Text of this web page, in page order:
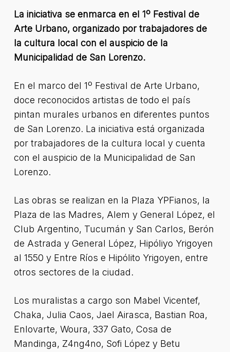
La iniciativa se enmarca en el 1º Festival de
Arte Urbano, organizado por trabajadores de
la cultura local con el auspicio de la
Municipalidad de San Lorenzo.
En el marco del 1º Festival de Arte Urbano,
doce reconocidos artistas de todo el país
pintan murales urbanos en diferentes puntos
de San Lorenzo. La iniciativa está organizada
por trabajadores de la cultura local y cuenta
con el auspicio de la Municipalidad de San
Lorenzo.
Las obras se realizan en la Plaza YPFianos, la
Plaza de las Madres, Alem y General López, el
Club Argentino, Tucumán y San Carlos, Berón
de Astrada y General López, Hipóliyo Yrigoyen
al 1550 y Entre Ríos e Hipólito Yrigoyen, entre
otros sectores de la ciudad.
Los muralistas a cargo son Mabel Vicentef,
Chaka, Julia Caos, Jael Airasca, Bastian Roa,
Enlovarte, Woura, 337 Gato, Cosa de
Mandinga, Z4ng4no, Sofi López y Betu